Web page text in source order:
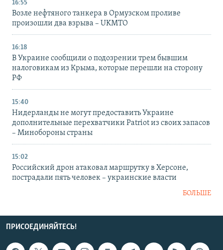
16:55
Возле нефтяного танкера в Ормузском проливе
произошли два взрыва – UKMTO
16:18
В Украине сообщили о подозрении трем бывшим
налоговикам из Крыма, которые перешли на сторону
РФ
15:40
Нидерланды не могут предоставить Украине
дополнительные перехватчики Patriot из своих запасов
– Минобороны страны
15:02
Российский дрон атаковал маршрутку в Херсоне,
пострадали пять человек – украинские власти
БОЛЬШЕ
ПРИСОЕДИНЯЙТЕСЬ!